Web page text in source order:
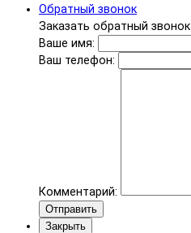
Обратный звонок
Заказать обратный звонок
Ваше имя:
Ваш телефон:
Комментарий:
Отправить
Закрыть